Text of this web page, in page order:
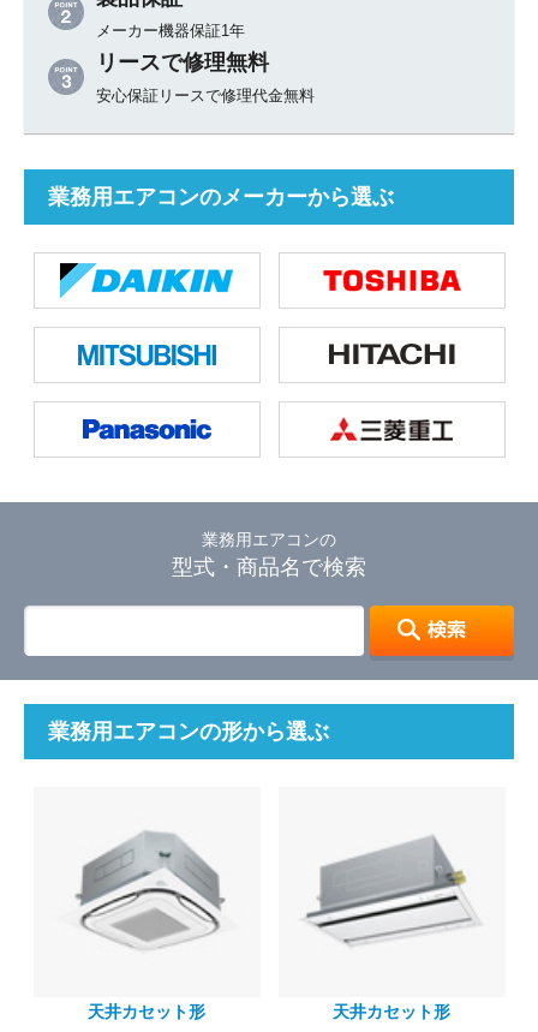
メーカー機器保証1年
リースで修理無料
安心保証リースで修理代金無料
業務用エアコンのメーカーから選ぶ
業務用エアコンの
型式・商品名で検索
業務用エアコンの形から選ぶ
天井カセット形
天井カセット形